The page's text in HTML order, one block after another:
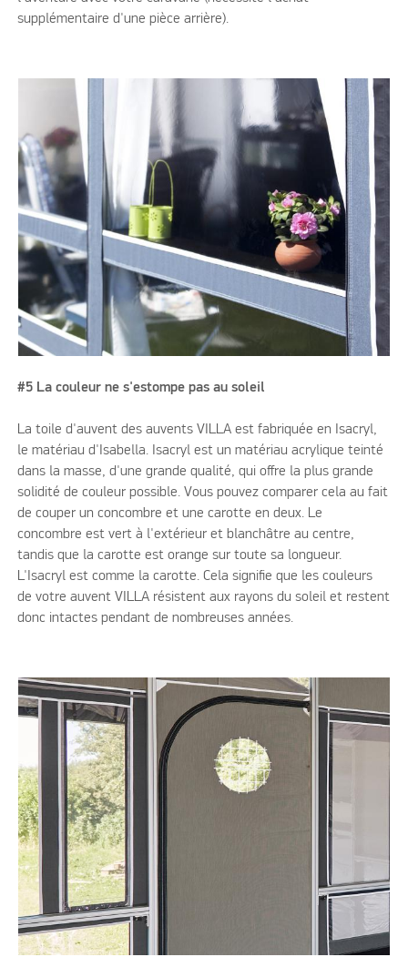
supplémentaire d'une pièce arrière).
#5 La couleur ne s'estompe pas au soleil
La toile d'auvent des auvents VILLA est fabriquée en Isacryl,
le matériau d'Isabella. Isacryl est un matériau acrylique teinté
dans la masse, d'une grande qualité, qui offre la plus grande
solidité de couleur possible. Vous pouvez comparer cela au fait
de couper un concombre et une carotte en deux. Le
concombre est vert à l'extérieur et blanchâtre au centre,
tandis que la carotte est orange sur toute sa longueur.
L'Isacryl est comme la carotte. Cela signifie que les couleurs
de votre auvent VILLA résistent aux rayons du soleil et restent
donc intactes pendant de nombreuses années.